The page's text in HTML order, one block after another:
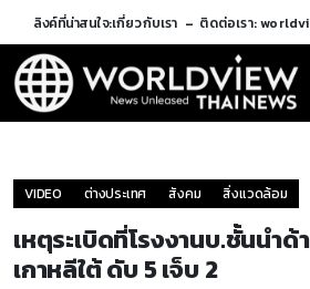
ลิงค์ที่น่าสนใจ:เกี่ยวกับเรา ติดต่อเรา:
VIDEO ต่างประเทศ สังคม สิ่งแวดล้อม
เหตุระเบิดที่โรงงานบ.ชั้นนำ
เกาหลีใต้ ดับ 5 เจ็บ 2